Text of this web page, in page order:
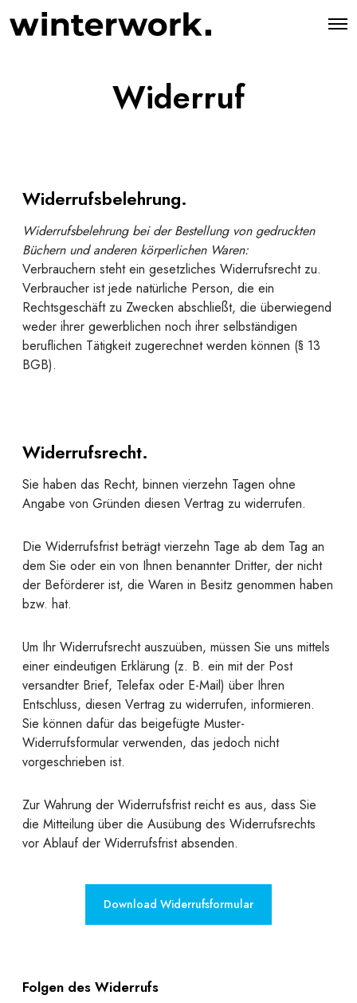
O
Widerruf
Widerrufsbelehrung.
Widerrufsbelehrung bei der Bestellung von gedruckten
Büchern und anderen körperlichen Waren:
Verbrauchern steht ein gesetzliches Widerrufsrecht zu.
Verbraucher ist jede natürliche Person, die ein
Rechtsgeschäft zu Zwecken abschließt, die überwiegend
weder ihrer gewerblichen noch ihrer selbständigen
beruflichen Tätigkeit zugerechnet werden können (§ 13
BGB).
Widerrufsrecht.
Sie haben das Recht, binnen vierzehn Tagen ohne
Angabe von Gründen diesen Vertrag zu widerrufen.
Die Widerrufsfrist beträgt vierzehn Tage ab dem Tag an
dem Sie oder ein von Ihnen benannter Dritter, der nicht
der Beförderer ist, die Waren in Besitz genommen haben
bzw. hat.
Um Ihr Widerrufsrecht auszuüben, müssen Sie uns mittels
einer eindeutigen Erklärung (z. B. ein mit der Post
versandter Brief, Telefax oder E-Mail) über Ihren
Entschluss, diesen Vertrag zu widerrufen, informieren.
Sie können dafür das beigefügte Muster-
Widerrufsformular verwenden, das jedoch nicht
vorgeschrieben ist.
Zur Wahrung der Widerrufsfrist reicht es aus, dass Sie
die Mitteilung über die Ausübung des Widerrufsrechts
vor Ablauf der Widerrufsfrist absenden.
Download Widerrufsformular
Folgen des Widerrufs